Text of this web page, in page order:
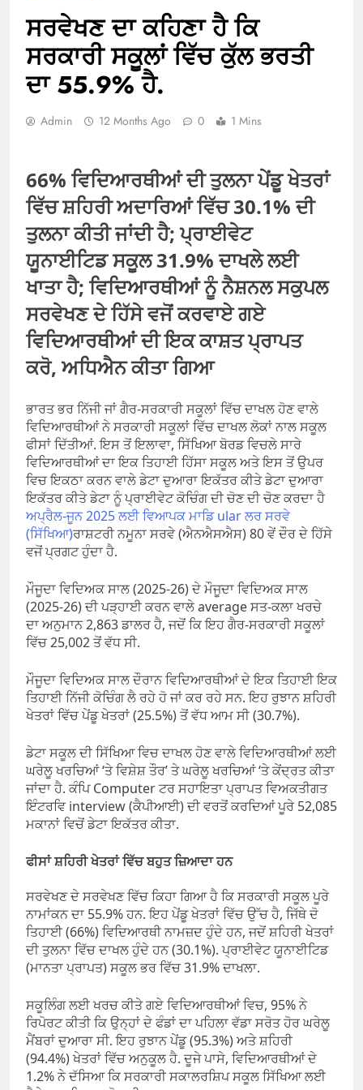
ਸਰਵੇਖਣ ਦਾ ਕਹਿਣਾ ਹੈ ਕਿ
ਸਰਕਾਰੀ ਸਕੂਲਾਂ ਵਿੱਚ ਕੁੱਲ ਭਰਤੀ
ਦਾ 55.9% ਹੈ.
Admin 12 Months Ago 0 1 Mins
66% ਵਿਦਿਆਰਥੀਆਂ ਦੀ ਤੁਲਨਾ ਪੇਂਡੂ ਖੇਤਰਾਂ
ਵਿੱਚ ਸ਼ਹਿਰੀ ਅਦਾਰਿਆਂ ਵਿੱਚ 30.1% ਦੀ
ਤੁਲਨਾ ਕੀਤੀ ਜਾਂਦੀ ਹੈ; ਪ੍ਰਾਈਵੇਟ
ਯੂਨਾਈਟਿਡ ਸਕੂਲ 31.9% ਦਾਖਲੇ ਲਈ
ਖਾਤਾ ਹੈ; ਵਿਦਿਆਰਥੀਆਂ ਨੂੰ ਨੈਸ਼ਨਲ ਸਕੁਪਲ
ਸਰਵੇਖਣ ਦੇ ਹਿੱਸੇ ਵਜੋਂ ਕਰਵਾਏ ਗਏ
ਵਿਦਿਆਰਥੀਆਂ ਦੀ ਇਕ ਕਾਸ਼ਤ ਪ੍ਰਾਪਤ
ਕਰੋ, ਅਧਿਐਨ ਕੀਤਾ ਗਿਆ
ਭਾਰਤ ਭਰ ਨਿੱਜੀ ਜਾਂ ਗੈਰ-ਸਰਕਾਰੀ ਸਕੂਲਾਂ ਵਿੱਚ ਦਾਖਲ ਹੋਣ ਵਾਲੇ
ਵਿਦਿਆਰਥੀਆਂ ਨੇ ਸਰਕਾਰੀ ਸਕੂਲਾਂ ਵਿੱਚ ਦਾਖਲ ਲੋਕਾਂ ਨਾਲ ਸਕੂਲ
ਫੀਸਾਂ ਦਿੱਤੀਆਂ. ਇਸ ਤੋਂ ਇਲਾਵਾ, ਸਿੱਖਿਆ ਬੋਰਡ ਵਿਚਲੇ ਸਾਰੇ
ਵਿਦਿਆਰਥੀਆਂ ਦਾ ਇਕ ਤਿਹਾਈ ਹਿੱਸਾ ਸਕੂਲ ਅਤੇ ਇਸ ਤੋਂ ਉਪਰ
ਵਿਚ ਇਕਠਾ ਕਰਨ ਵਾਲੇ ਡੇਟਾ ਦੁਆਰਾ ਇਕੱਤਰ ਕੀਤੇ ਡੇਟਾ ਦੁਆਰਾ
ਇਕੱਤਰ ਕੀਤੇ ਡੇਟਾ ਨੂੰ ਪ੍ਰਾਈਵੇਟ ਕੋਚਿੰਗ ਦੀ ਚੋਣ ਦੀ ਚੋਣ ਕਰਦਾ ਹੈ
ਅਪ੍ਰੈਲ-ਜੂਨ 2025 ਲਈ ਵਿਆਪਕ ਮਾਡਿ ular ਲਰ ਸਰਵੇ
(ਸਿੱਖਿਆ)ਰਾਸ਼ਟਰੀ ਨਮੂਨਾ ਸਰਵੇ (ਐਨਐਸਐਸ) 80 ਵੇਂ ਦੌਰ ਦੇ ਹਿੱਸੇ
ਵਜੋਂ ਪ੍ਰਗਟ ਹੁੰਦਾ ਹੈ.
ਮੌਜੂਦਾ ਵਿਦਿਅਕ ਸਾਲ (2025-26) ਦੇ ਮੌਜੂਦਾ ਵਿਦਿਅਕ ਸਾਲ
(2025-26) ਦੀ ਪੜ੍ਹਾਈ ਕਰਨ ਵਾਲੇ average ਸਤ-ਕਲਾ ਖਰਚੇ
ਦਾ ਅਨੁਮਾਨ 2,863 ਡਾਲਰ ਹੈ, ਜਦੋਂ ਕਿ ਇਹ ਗੈਰ-ਸਰਕਾਰੀ ਸਕੂਲਾਂ
ਵਿੱਚ 25,002 ਤੋਂ ਵੱਧ ਸੀ.
ਮੌਜੂਦਾ ਵਿਦਿਅਕ ਸਾਲ ਦੌਰਾਨ ਵਿਦਿਆਰਥੀਆਂ ਦੇ ਇਕ ਤਿਹਾਈ ਇਕ
ਤਿਹਾਈ ਨਿੱਜੀ ਕੋਚਿੰਗ ਲੈ ਰਹੇ ਹੋ ਜਾਂ ਕਰ ਰਹੇ ਸਨ. ਇਹ ਰੁਝਾਨ ਸ਼ਹਿਰੀ
ਖੇਤਰਾਂ ਵਿੱਚ ਪੇਂਡੂ ਖੇਤਰਾਂ (25.5%) ਤੋਂ ਵੱਧ ਆਮ ਸੀ (30.7%).
ਡੇਟਾ ਸਕੂਲ ਦੀ ਸਿੱਖਿਆ ਵਿਚ ਦਾਖਲ ਹੋਣ ਵਾਲੇ ਵਿਦਿਆਰਥੀਆਂ ਲਈ
ਘਰੇਲੂ ਖਰਚਿਆਂ ‘ਤੇ ਵਿਸ਼ੇਸ਼ ਤੌਰ’ ਤੇ ਘਰੇਲੂ ਖਰਚਿਆਂ ‘ਤੇ ਕੇਂਦ੍ਰਤ ਕੀਤਾ
ਜਾਂਦਾ ਹੈ. ਕੰਪਿ Computer ਟਰ ਸਹਾਇਤਾ ਪ੍ਰਾਪਤ ਵਿਅਕਤੀਗਤ
ਇੰਟਰਵਿ interview (ਕੈਪੀਆਈ) ਦੀ ਵਰਤੋਂ ਕਰਦਿਆਂ ਪੂਰੇ 52,085
ਮਕਾਨਾਂ ਵਿਚੋਂ ਡੇਟਾ ਇਕੱਤਰ ਕੀਤਾ.
ਫੀਸਾਂ ਸ਼ਹਿਰੀ ਖੇਤਰਾਂ ਵਿੱਚ ਬਹੁਤ ਜ਼ਿਆਦਾ ਹਨ
ਸਰਵੇਖਣ ਦੇ ਸਰਵੇਖਣ ਵਿੱਚ ਕਿਹਾ ਗਿਆ ਹੈ ਕਿ ਸਰਕਾਰੀ ਸਕੂਲ ਪੂਰੇ
ਨਾਮਾਂਕਨ ਦਾ 55.9% ਹਨ. ਇਹ ਪੇਂਡੂ ਖੇਤਰਾਂ ਵਿੱਚ ਉੱਚ ਹੈ, ਜਿੱਥੇ ਦੋ
ਤਿਹਾਈ (66%) ਵਿਦਿਆਰਥੀ ਨਾਮਜ਼ਦ ਹੁੰਦੇ ਹਨ, ਜਦੋਂ ਸ਼ਹਿਰੀ ਖੇਤਰਾਂ
ਦੀ ਤੁਲਨਾ ਵਿੱਚ ਦਾਖਲ ਹੁੰਦੇ ਹਨ (30.1%). ਪ੍ਰਾਈਵੇਟ ਯੂਨਾਈਟਿਡ
(ਮਾਨਤਾ ਪ੍ਰਾਪਤ) ਸਕੂਲ ਭਰ ਵਿੱਚ 31.9% ਦਾਖਲਾ.
ਸਕੂਲਿੰਗ ਲਈ ਖਰਚ ਕੀਤੇ ਗਏ ਵਿਦਿਆਰਥੀਆਂ ਵਿਚ, 95% ਨੇ
ਰਿਪੋਰਟ ਕੀਤੀ ਕਿ ਉਨ੍ਹਾਂ ਦੇ ਫੰਡਾਂ ਦਾ ਪਹਿਲਾ ਵੱਡਾ ਸਰੋਤ ਹੋਰ ਘਰੇਲੂ
ਮੈਂਬਰਾਂ ਦੁਆਰਾ ਸੀ. ਇਹ ਰੁਝਾਨ ਪੇਂਡੂ (95.3%) ਅਤੇ ਸ਼ਹਿਰੀ
(94.4%) ਖੇਤਰਾਂ ਵਿੱਚ ਅਨੁਕੂਲ ਹੈ. ਦੂਜੇ ਪਾਸੇ, ਵਿਦਿਆਰਥੀਆਂ ਦੇ
1.2% ਨੇ ਦੱਸਿਆ ਕਿ ਸਰਕਾਰੀ ਸਕਾਲਰਸ਼ਿਪ ਸਕੂਲ ਸਿੱਖਿਆ ਲਈ